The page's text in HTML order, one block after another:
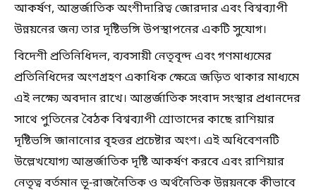
আকর্ষণ, আন্তর্জাতিক অংশীদারিত্ব জোরদার এবং বিশ্বব্যাপী
উন্নয়নের জন্য তার দৃষ্টিভঙ্গি উপস্থাপনের একটি সুযোগ।
বিদেশী প্রতিনিধিদল, ব্যবসায়ী নেতৃবৃন্দ এবং গণমাধ্যমের
প্রতিনিধিদের অংশগ্রহণ একাধিক ক্ষেত্রে জড়িত থাকার মাধ্যমে
এই লক্ষ্যে অবদান রাখে। আন্তর্জাতিক সংবাদ সংস্থার প্রধানদের
সাথে পুতিনের বৈঠক বিশ্বব্যাপী শ্রোতাদের কাছে রাশিয়ার
দৃষ্টিভঙ্গি জানানোর বৃহত্তর প্রচেষ্টার অংশ। এই অধিবেশনটি
উল্লেখযোগ্য আন্তর্জাতিক দৃষ্টি আকর্ষণ করবে এবং রাশিয়ার
নেতৃত্ব বর্তমান ভূ-রাজনৈতিক ও অর্থনৈতিক উন্নয়নকে কীভাবে